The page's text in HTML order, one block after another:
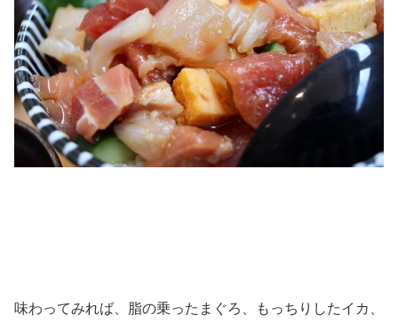
味わってみれば、脂の乗ったまぐろ、もっちりしたイカ、